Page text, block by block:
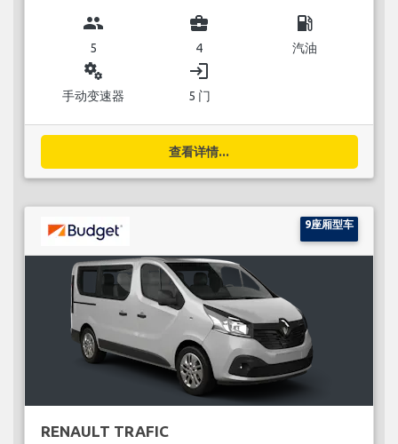
group
5
business_center
4
local_gas_station
汽油
miscellaneous_services
手动变速器
login
5 门
查看详情...
9座厢型车
RENAULT TRAFIC